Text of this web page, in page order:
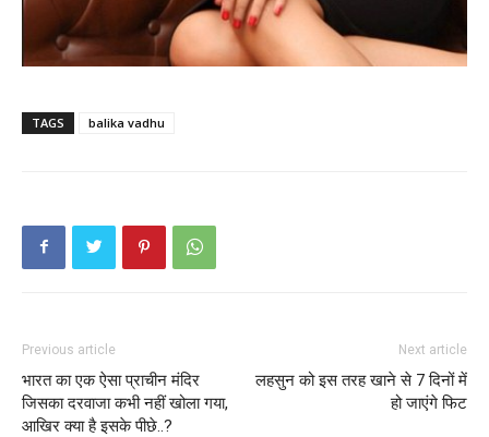
TAGS balika vadhu
Previous article
भारत का एक ऐसा प्राचीन मंदिर
जिसका दरवाजा कभी नहीं खोला गया,
आखिर क्या है इसके पीछे..?
Next article
लहसुन को इस तरह खाने से 7 दिनों में
हो जाएंगे फिट